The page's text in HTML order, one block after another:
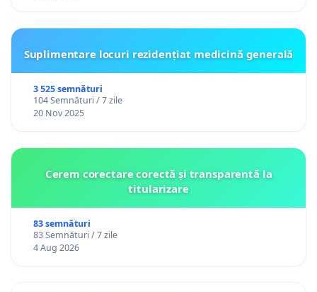
Suplimentare locuri rezidențiat medicină generală
3 525 semnături
104 Semnături / 7 zile
20 Nov 2025
Cerem corectare corectă și transparentă la
titularizare
83 semnături
83 Semnături / 7 zile
4 Aug 2026